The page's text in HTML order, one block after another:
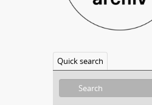
Quick search